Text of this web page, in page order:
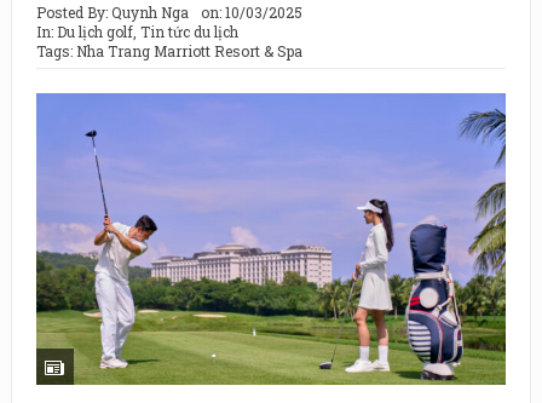
Posted By:Quynh Nga on:10/03/2025
In: Du lịch golf, Tin tức du lịch
Tags: Nha Trang Marriott Resort & Spa